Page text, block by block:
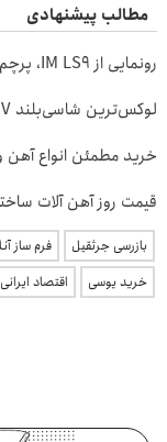
مطالب پیشنهادی
رونمایی از IM LS9، پرچم‌دار فوق‌لوکس EREV وارد بازار ایران شد
لوکس‌ترین شاسی‌بلند EREV در ایران، توسط نیکا موتور رونمایی شد!
خرید مطمئن انواع آهن
قیمت روز آهن آلات
بازرسی جرثقیل فرم ساز
خرید یوسی
اقتصاد ایرانی